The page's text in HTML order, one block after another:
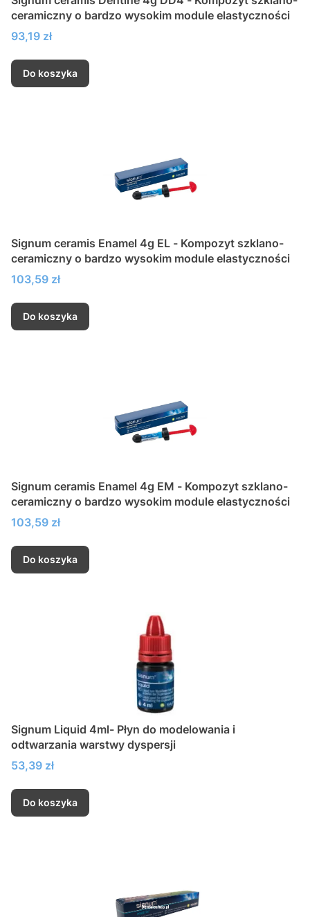
ceramiczny o bardzo wysokim module elastyczności
Cena
93,19 zł
Do koszyka
Signum ceramis Enamel 4g EL - Kompozyt szklano-
ceramiczny o bardzo wysokim module elastyczności
Cena
103,59 zł
Do koszyka
Signum ceramis Enamel 4g EM - Kompozyt szklano-
ceramiczny o bardzo wysokim module elastyczności
Cena
103,59 zł
Do koszyka
Signum Liquid 4ml- Płyn do modelowania i
odtwarzania warstwy dyspersji
Cena
53,39 zł
Do koszyka